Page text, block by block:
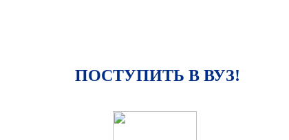
ПОСТУПИТЬ В ВУЗ!